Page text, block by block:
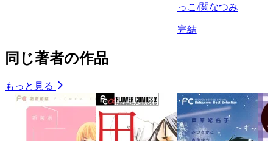
っこ/関なつみ
完結
同じ著者の作品
もっと見る